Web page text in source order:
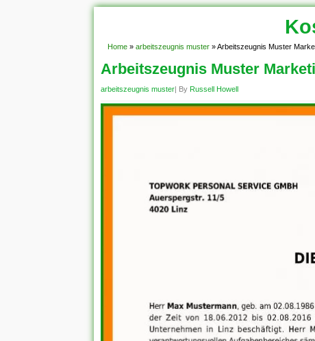
Home » arbeitszeugnis muster »Arbeitszeugnis Muster
Arbeitszeugnis Muster
arbeitszeugnis muster| By Russell Howell